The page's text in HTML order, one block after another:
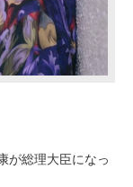
が総理大臣になっ